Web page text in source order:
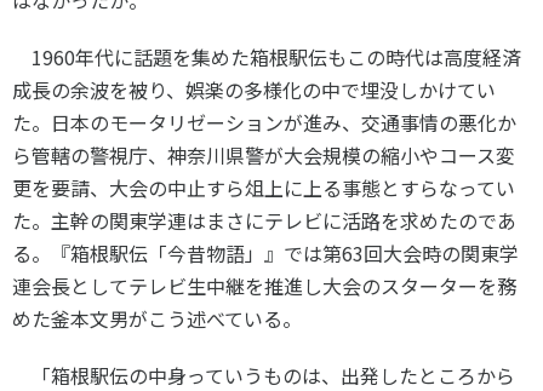
1960年代に話題を集めた箱根駅伝もこの時代は高度経済
成長の余波を被り、娯楽の多様化の中で埋没しかけてい
た。日本のモータリゼーションが進み、交通事情の悪化か
ら管轄の警視庁、神奈川県警が大会規模の縮小やコース変
更を要請、大会の中止すら俎上に上る事態とすらなってい
た。主幹の関東学連はまさにテレビに活路を求めたのであ
る。『箱根駅伝「今昔物語」』では第63回大会時の関東学
連会長としてテレビ生中継を推進し大会のスターターを務
めた釜本文男がこう述べている。
「箱根駅伝の中身っていうものは、出発したところから